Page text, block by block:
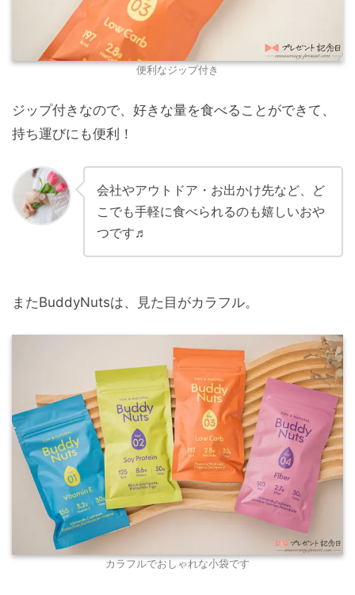
便利なジップ付き
ジップ付きなので、好きな量を食べることができて、
持ち運びにも便利！
会社やアウトドア・お出かけ先など、ど
こでも手軽に食べられるのも嬉しいおや
つです♬
またBuddyNutsは、見た目がカラフル。
カラフルでおしゃれな小袋です